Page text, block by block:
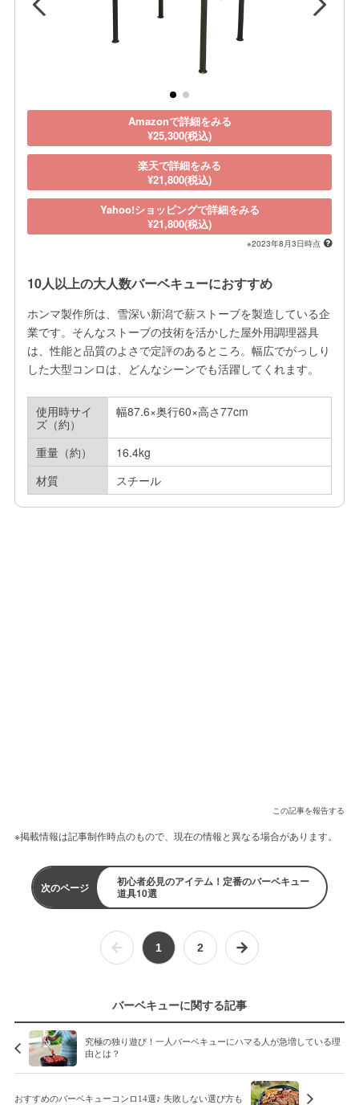
Amazonで詳細をみる
¥25,300(税込)
楽天で詳細をみる
¥21,800(税込)
Yahoo!ショッピングで詳細をみる
¥21,800(税込)
※2023年8月3日時点
10人以上の大人数バーベキューにおすすめ
ホンマ製作所は、雪深い新潟で薪ストーブを製造している企
業です。そんなストーブの技術を活かした屋外用調理器具
は、性能と品質のよさで定評のあるところ。幅広でがっしり
した大型コンロは、どんなシーンでも活躍してくれます。
使用時サイ
ズ（約）
幅87.6×奥行60×高さ77cm
重量（約）
16.4kg
材質
スチール
この記事を報告する
※掲載情報は記事制作時点のもので、現在の情報と異なる場合があります。
次のページ
初心者必見のアイテム！定番のバーベキュー
道具10選
1 2
バーベキューに関する記事
究極の独り遊び！一人バーベキューにハマる人が急増している理
由とは？
おすすめのバーベキューコンロ14選♪ 失敗しない選び方も